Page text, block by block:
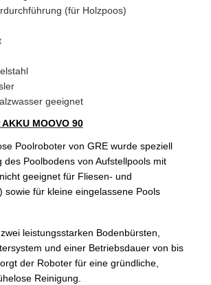
(für Holzpoos)
geeignet
MOOVO 90
Poolroboter von GRE wurde speziell
des Poolbodens von Aufstellpools mit
geeignet für Fliesen- und
sowie für kleine eingelassene Pools
leistungsstarken Bodenbürsten,
und einer Betriebsdauer von bis
der Roboter für eine gründliche,
Reinigung.